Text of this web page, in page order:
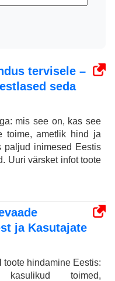
tervisele –
seda
mis see on, kas see
toime, ametlik hind ja
paljud inimesed Eestis
Uuri värsket infot toote
ja Kasutajate
toote hindamine Eestis:
kasulikud toimed,